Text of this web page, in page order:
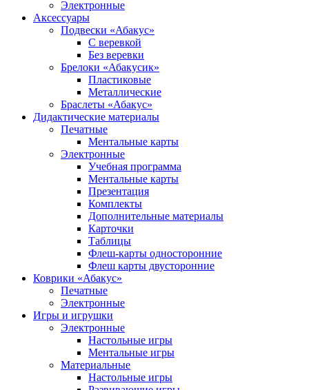
Электронные
Аксессуары
Подвески «Абакус»
С веревкой
Без веревки
Брелоки «Абакусик»
Пластиковые
Металлические
Браслеты «Абакус»
Дидактические материалы
Печатные
Ментальные карты
Электронные
Учебная программа
Ментальные карты
Презентация
Комплекты
Дополнительные материалы
Карточки
Таблицы
Флеш-карты односторонние
Флеш карты двусторонние
Коврики «Абакус»
Печатные
Электронные
Игры и игрушки
Электронные
Настольные игры
Ментальные игры
Материальные
Настольные игры